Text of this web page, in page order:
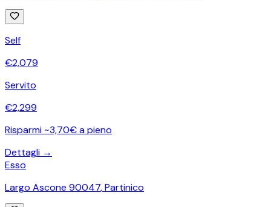
Self
€2,079
Servito
€2,299
Risparmi ~3,70€ a pieno
Dettagli →
Esso
Largo Ascone 90047,Partinico